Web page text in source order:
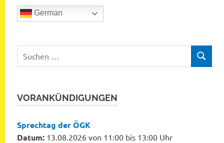
German
nach:
SUCHEN
VORANKÜNDIGUNGEN
Sprechtag der ÖGK
Datum: 13.08.2026 von 11:00 bis 13:00 Uhr